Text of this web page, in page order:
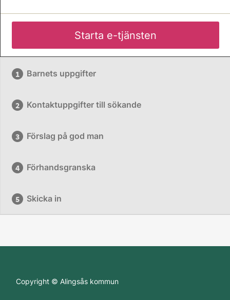
Starta e-tjänsten
Barnets uppgifter
Kontaktuppgifter till sökande
Förslag på god man
Förhandsgranska
Skicka in
Copyright © Alingsås kommun